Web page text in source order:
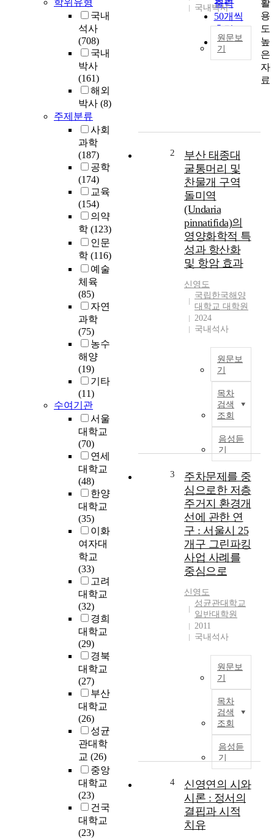
학위유형
국내
석사
(708)
국내
박사
(161)
해외
박사 (8)
주제분류
사회
과학
(187)
공학
(174)
교육
(154)
의약
학 (123)
인문
학 (116)
예술
체육
(85)
자연
과학
(75)
농수
해양
(19)
기타
(11)
수여기관
서울
대학교
(70)
연세
대학교
(48)
한양
대학교
(35)
이화
여자대
학교
(33)
고려
대학교
(32)
경희
대학교
(29)
경북
대학교
(27)
부산
대학교
(26)
성균
관대학
교 (26)
중앙
대학교
(23)
건국
대학교
(23)
출력
50개씩
출력
100개씩
출력
국내박사
원문보
기
의
요
병
리
학
재
반
을
2
부산 태종대
굴통머리 및
찬물개 구역
돌미역
(Undaria
pinnatifida)의
영양화학적 특
성과 항산화
및 항암 효과
신영도
국립한국해양
대학교 대학원
2024
국내석사
원문보
기
목차
검색
조회
음성듣
기
u
y
i
n
o
v
3
주차문제를 중
심으로한 저층
주거지 환경개
선에 관한 연
구 : 서울시 25
개구 그린파킹
사업 사례를
중심으로
신영도
성균관대학교
일반대학원
2011
국내석사
원문보
기
목차
검색
조회
음성듣
기
먼
저
4
신영연의 시와
시론 : 정서의
결핍과 시적
치유
활
용
도
높
은
자
료